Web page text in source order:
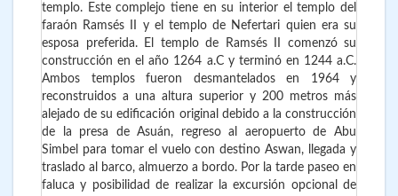
templo. Este complejo tiene en su interior el templo del
faraón Ramsés II y el templo de Nefertari quien era su
esposa preferida. El templo de Ramsés II comenzó su
construcción en el año 1264 a.C y terminó en 1244 a.C.
Ambos templos fueron desmantelados en 1964 y
reconstruidos a una altura superior y 200 metros más
alejado de su edificación original debido a la construcción
de la presa de Asuán, regreso al aeropuerto de Abu
Simbel para tomar el vuelo con destino Aswan, llegada y
traslado al barco, almuerzo a bordo. Por la tarde paseo en
faluca y posibilidad de realizar la excursión opcional de